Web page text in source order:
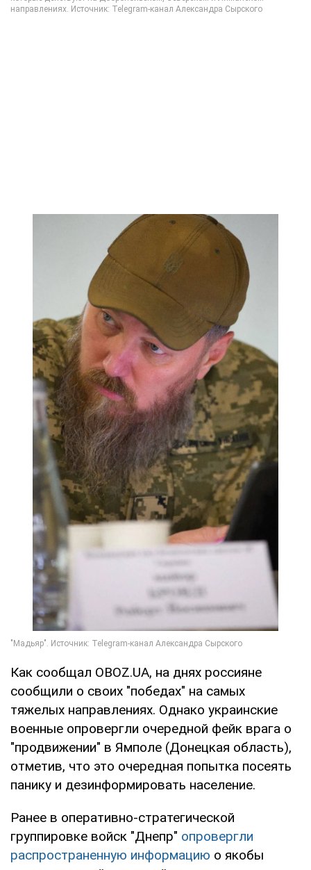
Как сообщал OBOZ.UA, на днях россияне
сообщили о своих "победах" на самых
тяжелых направлениях. Однако украинские
военные опровергли очередной фейк врага о
"продвижении" в Ямполе (Донецкая область),
отметив, что это очередная попытка посеять
панику и дезинформировать население.
Ранее в оперативно-стратегической
группировке войск "Днепр" опровергли
распространенную информацию о якобы